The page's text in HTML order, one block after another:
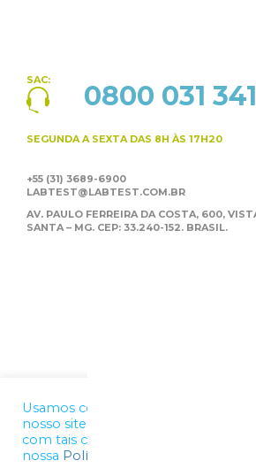
SAC: 0800 031
SEGUNDA A SEXTA DAS 8H ÀS 17H20
+55 (31) 3689-6900
LABTEST@LABTEST.COM.BR
AV. PAULO FERREIRA DA COSTA, 600,
SANTA – MG. CEP: 33.240-152. BRASIL.
Usamos cookies para melhorar a
nosso site. Ao utilizar nossos
com tais condições. Para mais
nossa Política de Privacidade